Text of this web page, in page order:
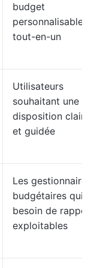
budget
personnalisable
tout-en-un
Utilisateurs
souhaitant une
disposition claire
et guidée
Les gestionnaires
budgétaires qui
besoin de
exploitables